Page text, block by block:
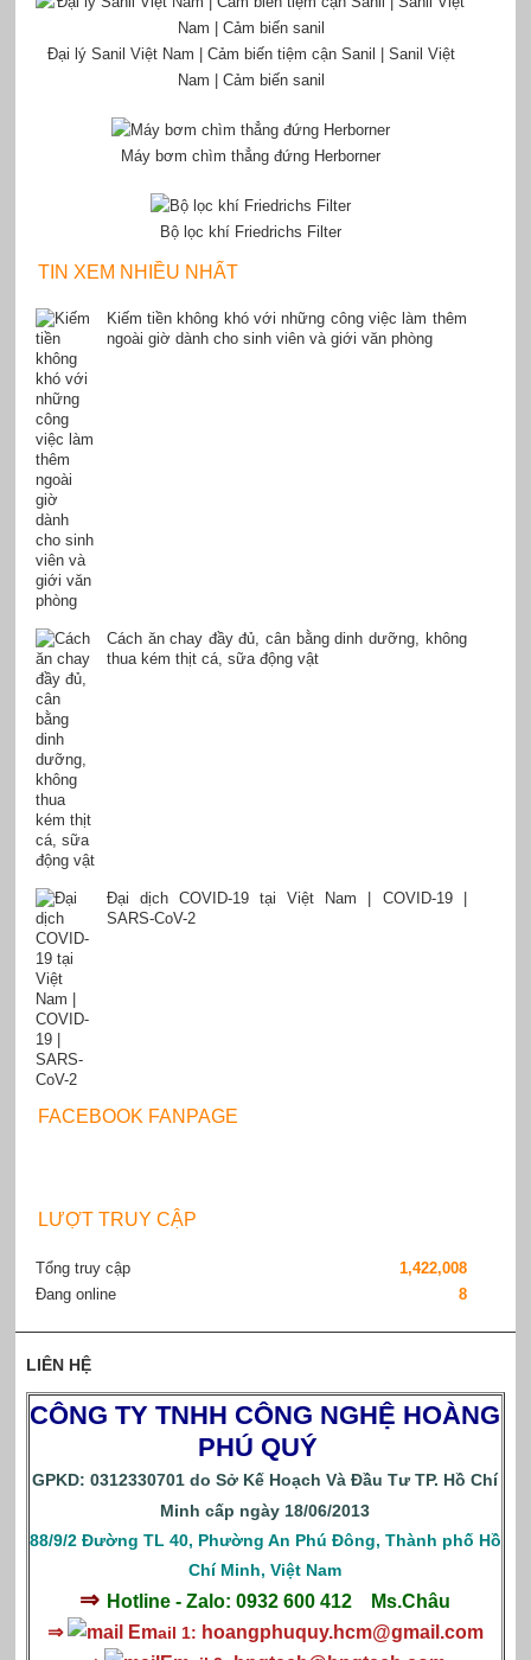
Đại lý Sanil Việt Nam | Cảm biến tiệm cận Sanil | Sanil Việt
Nam | Cảm biến sanil
Máy bơm chìm thẳng đứng Herborner
Bộ lọc khí Friedrichs Filter
TIN XEM NHIỀU NHẤT
Kiếm tiền không khó với những công việc làm thêm
ngoài giờ dành cho sinh viên và giới văn phòng
Cách ăn chay đầy đủ, cân bằng dinh dưỡng, không
thua kém thịt cá, sữa động vật
Đại dịch COVID-19 tại Việt Nam | COVID-19 |
SARS-CoV-2
FACEBOOK FANPAGE
LƯỢT TRUY CẬP
Tổng truy cập
1,422,008
Đang online
8
LIÊN HỆ
CÔNG TY TNHH CÔNG NGHỆ HOÀNG
PHÚ QUÝ
GPKD: 0312330701 do Sở Kế Hoạch Và Đầu Tư TP. Hồ Chí
Minh cấp ngày 18/06/2013
88/9/2 Đường TL 40, Phường An Phú Đông, Thành phố Hồ
Chí Minh, Việt Nam
⇒ Hotline - Zalo: 0932 600 412
Ms.Châu
⇒
Email 1: hoangphuquy.hcm@gmail.com